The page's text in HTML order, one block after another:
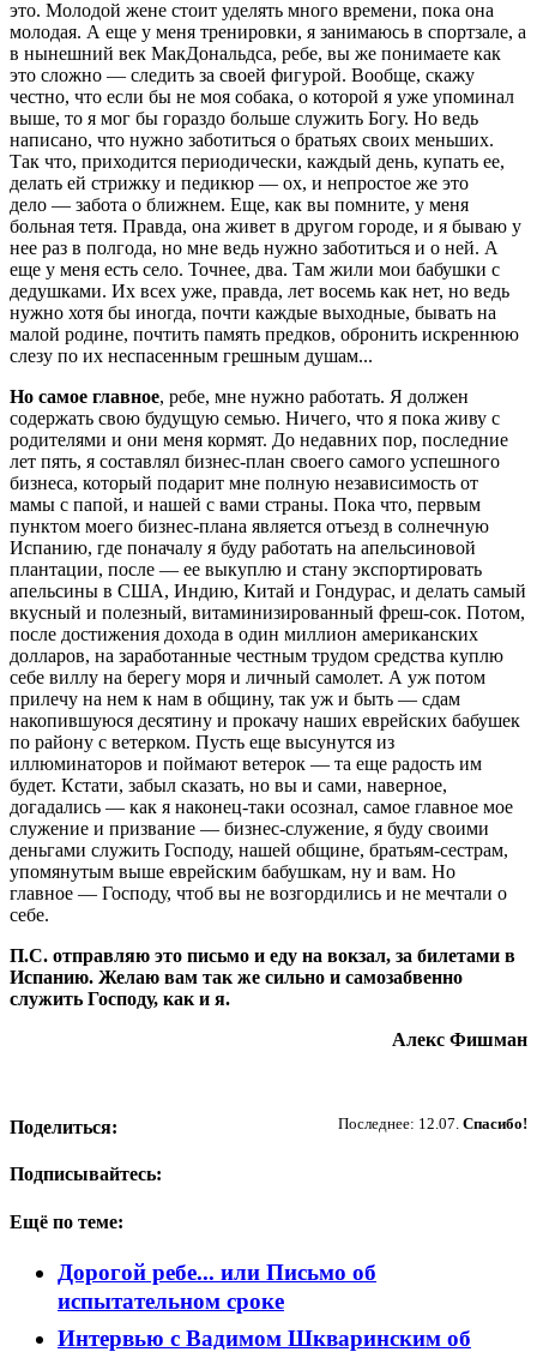
это. Молодой жене стоит уделять много времени, пока она
молодая. А еще у меня тренировки, я занимаюсь в спортзале, а
в нынешний век МакДональдса, ребе, вы же понимаете как
это сложно — следить за своей фигурой. Вообще, скажу
честно, что если бы не моя собака, о которой я уже упоминал
выше, то я мог бы гораздо больше служить Богу. Но ведь
написано, что нужно заботиться о братьях своих меньших.
Так что, приходится периодически, каждый день, купать ее,
делать ей стрижку и педикюр — ох, и непростое же это
дело — забота о ближнем. Еще, как вы помните, у меня
больная тетя. Правда, она живет в другом городе, и я бываю у
нее раз в полгода, но мне ведь нужно заботиться и о ней. А
еще у меня есть село. Точнее, два. Там жили мои бабушки с
дедушками. Их всех уже, правда, лет восемь как нет, но ведь
нужно хотя бы иногда, почти каждые выходные, бывать на
малой родине, почтить память предков, обронить искреннюю
слезу по их неспасенным грешным душам...
Но самое главное, ребе, мне нужно работать. Я должен
содержать свою будущую семью. Ничего, что я пока живу с
родителями и они меня кормят. До недавних пор, последние
лет пять, я составлял бизнес-план своего самого успешного
бизнеса, который подарит мне полную независимость от
мамы с папой, и нашей с вами страны. Пока что, первым
пунктом моего бизнес-плана является отъезд в солнечную
Испанию, где поначалу я буду работать на апельсиновой
плантации, после — ее выкуплю и стану экспортировать
апельсины в США, Индию, Китай и Гондурас, и делать самый
вкусный и полезный, витаминизированный фреш-сок. Потом,
после достижения дохода в один миллион американских
долларов, на заработанные честным трудом средства куплю
себе виллу на берегу моря и личный самолет. А уж потом
прилечу на нем к нам в общину, так уж и быть — сдам
накопившуюся десятину и прокачу наших еврейских бабушек
по району с ветерком. Пусть еще высунутся из
иллюминаторов и поймают ветерок — та еще радость им
будет. Кстати, забыл сказать, но вы и сами, наверное,
догадались — как я наконец-таки осознал, самое главное мое
служение и призвание — бизнес-служение, я буду своими
деньгами служить Господу, нашей общине, братьям-сестрам,
упомянутым выше еврейским бабушкам, ну и вам. Но
главное — Господу, чтоб вы не возгордились и не мечтали о
себе.
П.С. отправляю это письмо и еду на вокзал, за билетами в
Испанию. Желаю вам так же сильно и самозабвенно
служить Господу, как и я.
Алекс Фишман
Последнее: 12.07. Спасибо!
Поделиться:
Подписывайтесь:
Ещё по теме:
Дорогой ребе... или Письмо об
испытательном сроке
Интервью с Вадимом Шкваринским об